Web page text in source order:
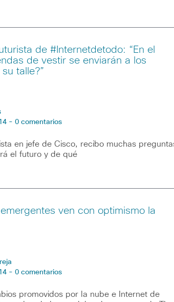
de #Internetdetodo: “En el
de vestir se enviarán a los
talle?”
- 0 comentarios
en jefe de Cisco, recibo muchas
el futuro y de qué
emergentes ven con optimismo la
- 0 comentarios
promovidos por la nube e Internet de